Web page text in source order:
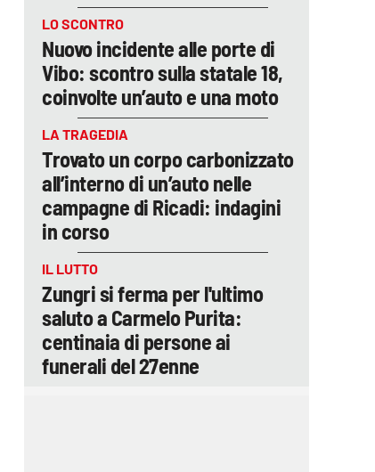
LO SCONTRO
Nuovo incidente alle porte di
Vibo: scontro sulla statale 18,
coinvolte un’auto e una moto
LA TRAGEDIA
Trovato un corpo carbonizzato
all’interno di un’auto nelle
campagne di Ricadi: indagini
in corso
IL LUTTO
Zungri si ferma per l'ultimo
saluto a Carmelo Purita:
centinaia di persone ai
funerali del 27enne